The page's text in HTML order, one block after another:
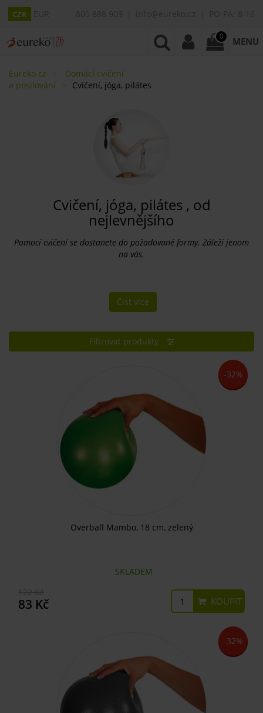
CZK
0 MENU
Eureko.cz
Domácí cvičení
a posilování
Cvičení, jóga, pilátes
Cvičení, jóga, pilátes , od
nejlevnějšího
Pomocí cvičení se dostanete do požadované formy. Záleží jenom
na vás.
Číst více
Filtrovat produkty
-32%
Overball Mambo, 18 cm, zelený
SKLADEM
83 Kč KOUPIT
-32%